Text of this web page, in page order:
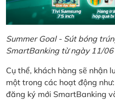
Summer Goal - Sút bóng
SmartBanking từ ngày 11/
Cụ thể, khách hàng sẽ nhận
một trong các hoạt động
đăng ký mới SmartBanking